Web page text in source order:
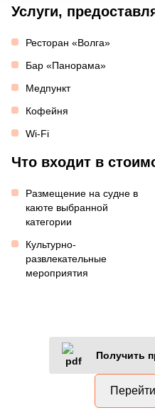
Услуги,
Ресторан «Волга»
Бар «Панорама»
Медпункт
Кофейня
Wi-Fi
Что входит в
Размещение на судне в
каюте выбранной
категории
Культурно-
развлекательные
мероприятия
Получить